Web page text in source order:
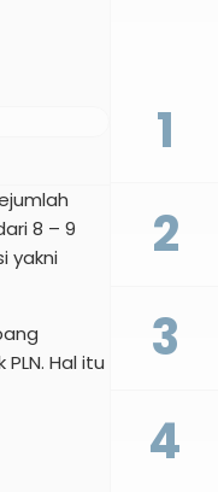
8 – 9
yakni
Hal itu